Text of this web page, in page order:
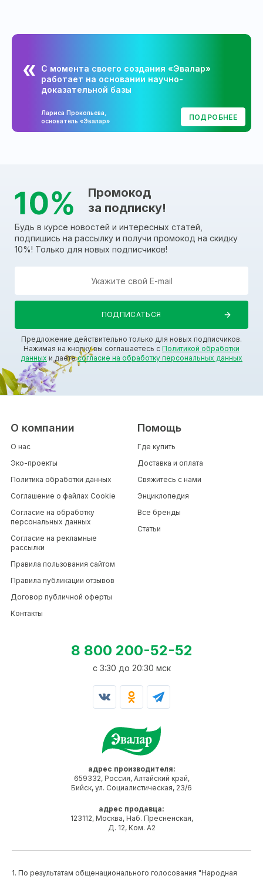
С момента своего создания «Эвалар»
работает на основании научно-
доказательной базы
Лариса Прокопьева,
основатель «Эвалар»
ПОДРОБНЕЕ
Промокод
за подписку!
Будь в курсе новостей и интересных статей,
подпишись на рассылку и получи промокод на скидку
10%! Только для новых подписчиков!
Предложение действительно только для новых подписчиков.
Нажимая на кнопку вы соглашаетесь с Политикой обработки
данных и даетесогласие на обработку персональных данных
адрес производителя:
659332, Россия, Алтайский край,
Бийск, ул. Социалистическая, 23/6
адрес продавца:
123112, Москва, Наб. Пресненская,
Д. 12, Ком. А2
О компании
О нас
Эко-проекты
Политика обработки данных
Соглашение о файлах Cookie
Согласие на обработку
персональных данных
Согласие на рекламные
рассылки
Правила пользования сайтом
Правила публикации отзывов
Договор публичной оферты
Контакты
Помощь
Где купить
Доставка и оплата
Свяжитесь с нами
Энциклопедия
Все бренды
Статьи
8 800 200-52-52
c 3:30 до 20:30 мск
1. По результатам общенационального голосования "Народная